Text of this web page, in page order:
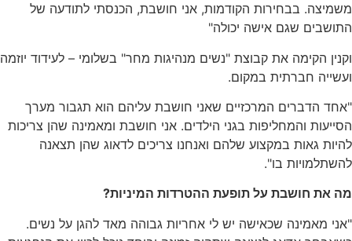
בבחירות הקודמות, אני חושבת, הכנסתי לתודעה של
שגם אישה יכולה"
הקימה את קבוצת "נשים מנהיגות מחר" בשלומי – לעידוד יוזמה
חברתית במקום.
הדברים המרכזיים שאני חושבת עליהם הוא תגבור מערך
והמחליפות בגני הילדים. אני חושבת ומאמינה שהן צריכות
גאות במקצוע שלהם ואנחנו צריכים לדאוג שהן תצאנה
בו".
את חושבת על תופעת ההטרדות המיניות?
מאמינה שכאישה יש לי אחריות גבוהה מאד להגן על נשים.